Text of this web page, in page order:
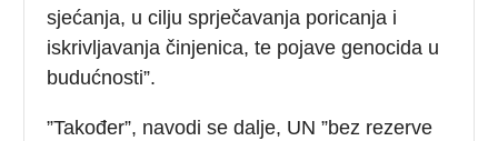
sjećanja, u cilju sprječavanja poricanja i
iskrivljavanja činjenica, te pojave genocida u
budućnosti”.
”Također”, navodi se dalje, UN ”bez rezerve